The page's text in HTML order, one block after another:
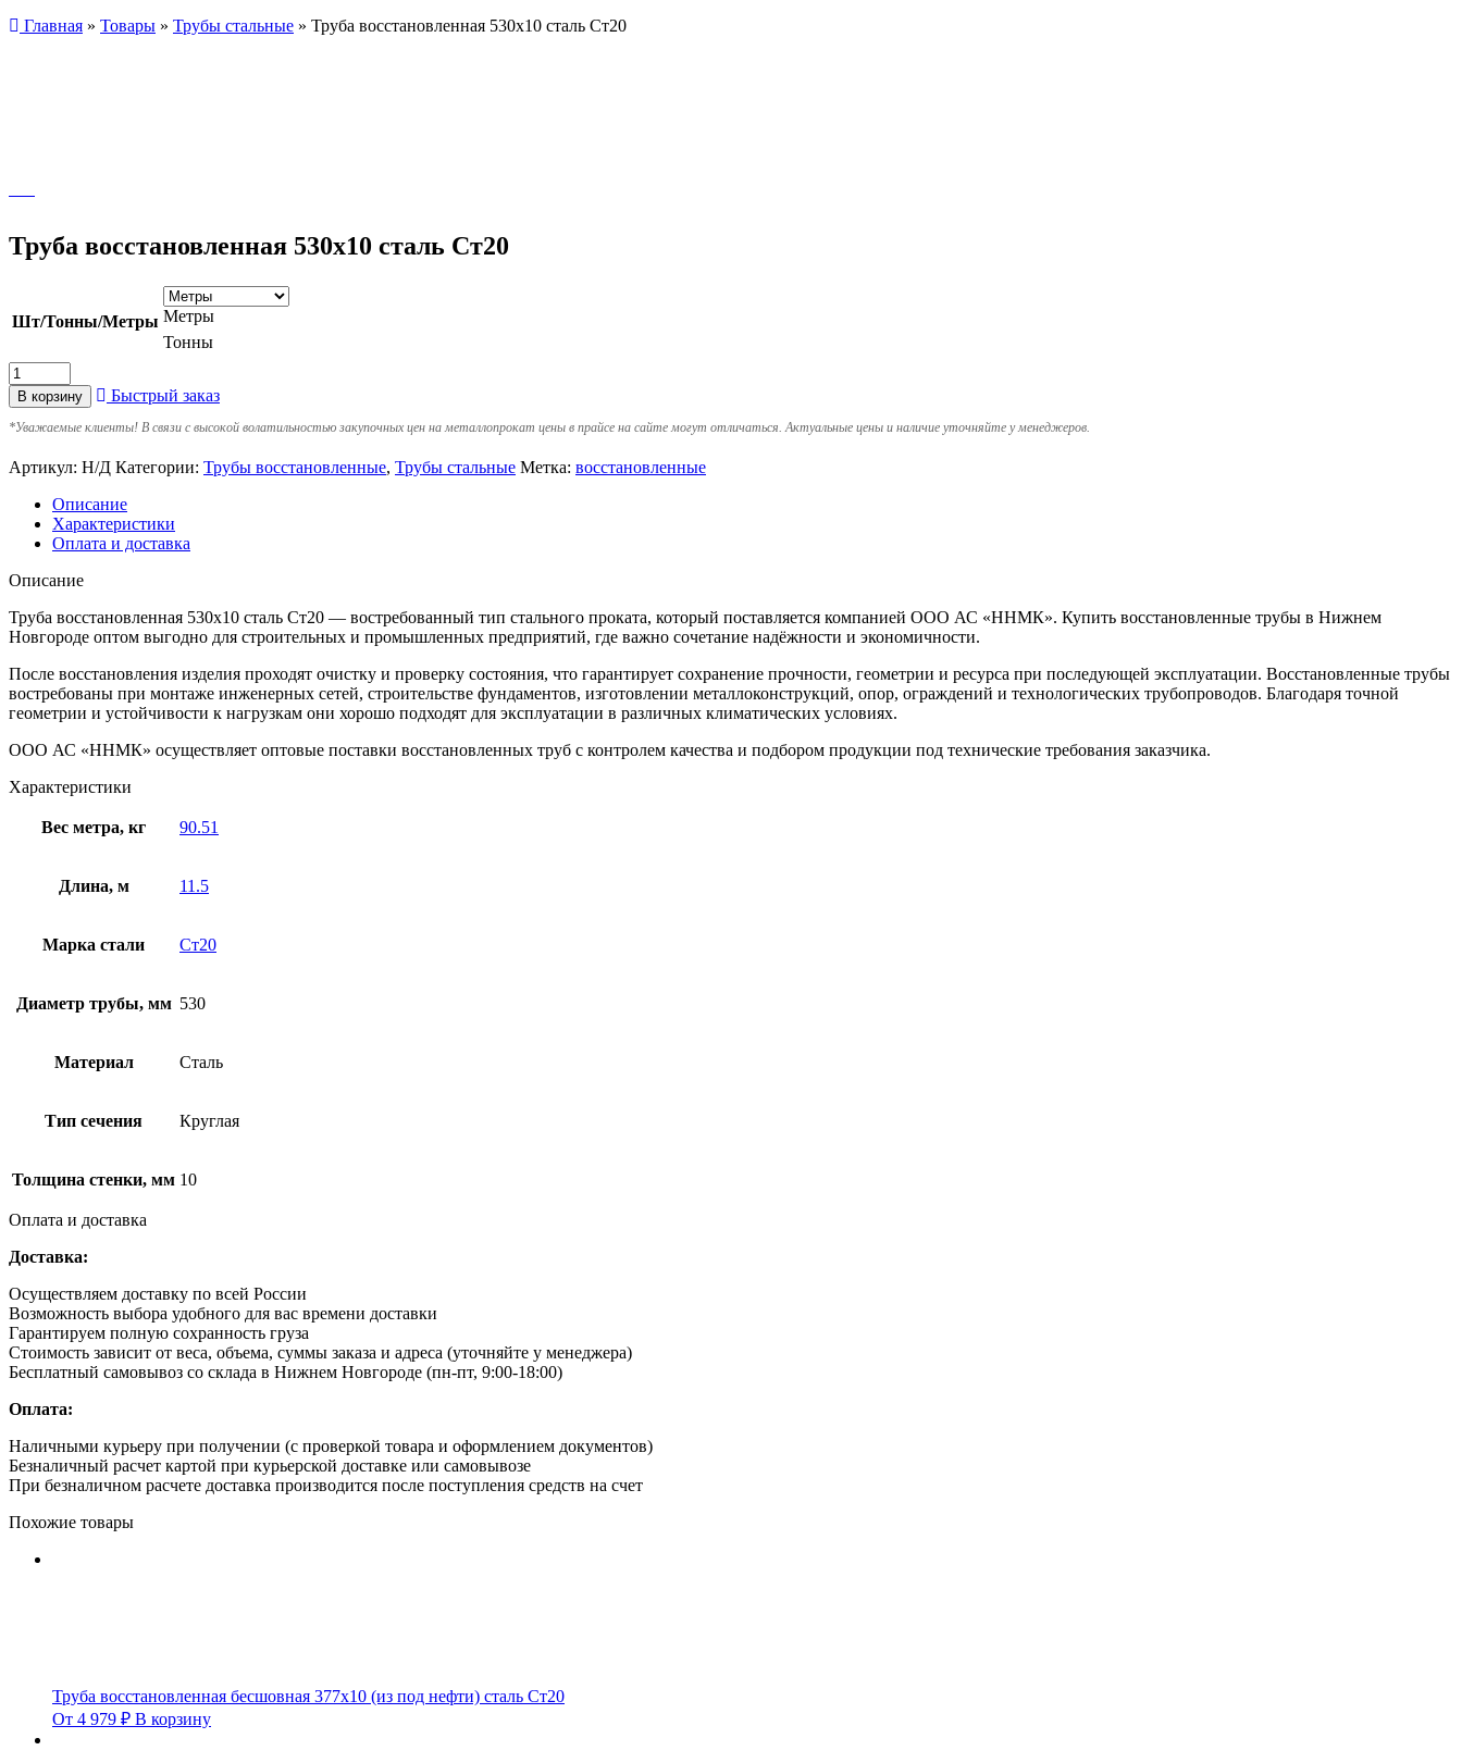
Главная » Товары » Трубы стальные » Труба восстановленная 530х10 сталь Ст20
Труба восстановленная 530х10 сталь Ст20
Шт/Тонны/Метры Метры
Тонны
В корзину Быстрый заказ
*Уважаемые клиенты! В связи с высокой волатильностью закупочных цен на металлопрокат цены в прайсе на сайте могут отличаться. Актуальные цены и наличие уточняйте у менеджеров.
Артикул: Н/Д Категории: Трубы восстановленные, Трубы стальные Метка: восстановленные
Описание
Характеристики
Оплата и доставка
Описание
Труба восстановленная 530х10 сталь Ст20 — востребованный тип стального проката, который поставляется компанией ООО АС «ННМК». Купить восстановленные трубы в Нижнем
Новгороде оптом выгодно для строительных и промышленных предприятий, где важно сочетание надёжности и экономичности.
После восстановления изделия проходят очистку и проверку состояния, что гарантирует сохранение прочности, геометрии и ресурса при последующей эксплуатации. Восстановленные трубы
востребованы при монтаже инженерных сетей, строительстве фундаментов, изготовлении металлоконструкций, опор, ограждений и технологических трубопроводов. Благодаря точной
геометрии и устойчивости к нагрузкам они хорошо подходят для эксплуатации в различных климатических условиях.
ООО АС «ННМК» осуществляет оптовые поставки восстановленных труб с контролем качества и подбором продукции под технические требования заказчика.
Характеристики
Вес метра, кг 90.51
Длина, м 11.5
Марка стали Ст20
Диаметр трубы, мм 530
Материал Сталь
Тип сечения Круглая
Толщина стенки, мм 10
Оплата и доставка
Доставка:
Осуществляем доставку по всей России
Возможность выбора удобного для вас времени доставки
Гарантируем полную сохранность груза
Стоимость зависит от веса, объема, суммы заказа и адреса (уточняйте у менеджера)
Бесплатный самовывоз со склада в Нижнем Новгороде (пн-пт, 9:00-18:00)
Оплата:
Наличными курьеру при получении (с проверкой товара и оформлением документов)
Безналичный расчет картой при курьерской доставке или самовывозе
При безналичном расчете доставка производится после поступления средств на счет
Похожие товары
Труба восстановленная бесшовная 377х10 (из под нефти) сталь Ст20
От 4 979 ₽ В корзину